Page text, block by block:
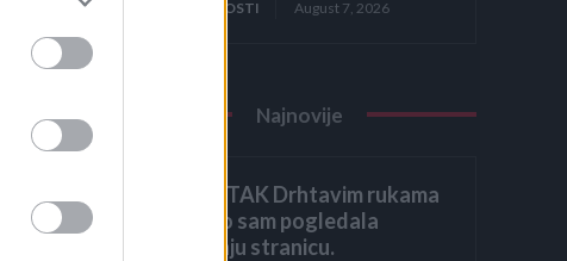
da
ZANIMLJIVOSTI August 7, 2026
Najnovije
ZAVRŠETAK Drhtavim rukama
ponovno sam pogledala
posljednju stranicu.